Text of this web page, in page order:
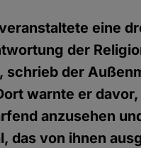
eine
der
schrieb der
warnte er
anzusehen
das von ihnen